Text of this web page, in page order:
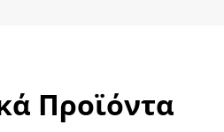
Προϊόντα